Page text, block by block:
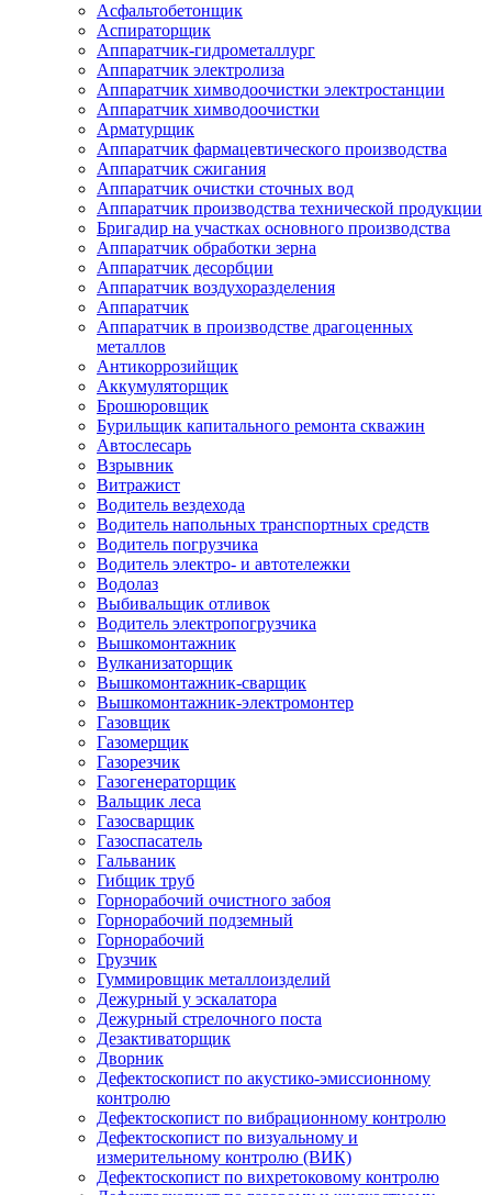
Асфальтобетонщик
Аспираторщик
Аппаратчик-гидрометаллург
Аппаратчик электролиза
Аппаратчик химводоочистки электростанции
Аппаратчик химводоочистки
Арматурщик
Аппаратчик фармацевтического производства
Аппаратчик сжигания
Аппаратчик очистки сточных вод
Аппаратчик производства технической продукции
Бригадир на участках основного производства
Аппаратчик обработки зерна
Аппаратчик десорбции
Аппаратчик воздухоразделения
Аппаратчик
Аппаратчик в производстве драгоценных
металлов
Антикоррозийщик
Аккумуляторщик
Брошюровщик
Бурильщик капитального ремонта скважин
Автослесарь
Взрывник
Витражист
Водитель вездехода
Водитель напольных транспортных средств
Водитель погрузчика
Водитель электро- и автотележки
Водолаз
Выбивальщик отливок
Водитель электропогрузчика
Вышкомонтажник
Вулканизаторщик
Вышкомонтажник-сварщик
Вышкомонтажник-электромонтер
Газовщик
Газомерщик
Газорезчик
Газогенераторщик
Вальщик леса
Газосварщик
Газоспасатель
Гальваник
Гибщик труб
Горнорабочий очистного забоя
Горнорабочий подземный
Горнорабочий
Грузчик
Гуммировщик металлоизделий
Дежурный у эскалатора
Дежурный стрелочного поста
Дезактиваторщик
Дворник
Дефектоскопист по акустико-эмиссионному
контролю
Дефектоскопист по вибрационному контролю
Дефектоскопист по визуальному и
измерительному контролю (ВИК)
Дефектоскопист по вихретоковому контролю